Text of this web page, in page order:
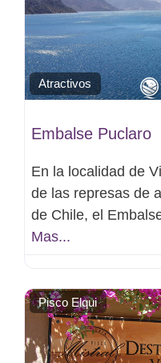
Atractivos
Embalse Puclaro
En la localidad de
de las represas de
de Chile, el
Mas...
Pisco Elqui